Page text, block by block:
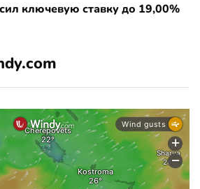
ключевую ставку до 19,00%